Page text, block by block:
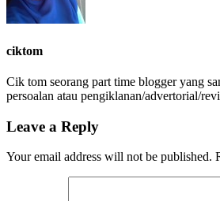
ciktom
Cik tom seorang part time blogger yang
persoalan atau pengiklanan/advertorial/
Leave a Reply
Your email address will not be published.